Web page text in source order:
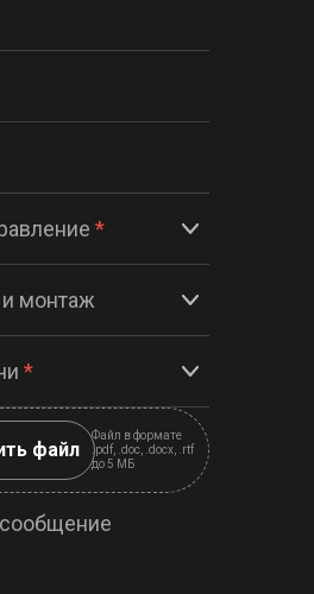
*
и монтаж
*
файл
Файл в формате
.pdf, .doc, .docx, .rtf
до 5 МБ